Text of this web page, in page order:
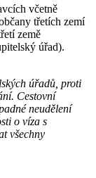
včetně
třetích zemí
země
úřad).
úřadů, proti
Cestovní
neudělení
o víza s
všechny